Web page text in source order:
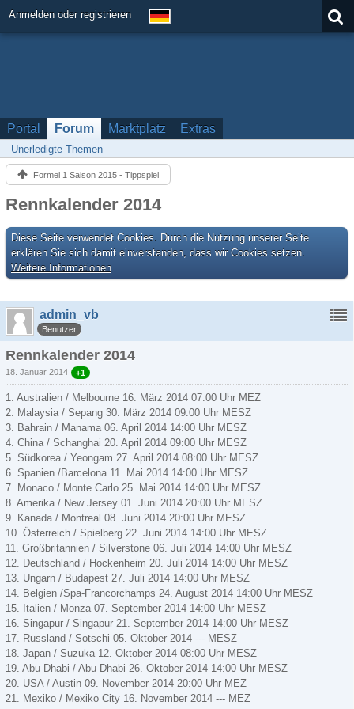
Anmelden oder registrieren
Portal Forum Marktplatz Extras
Unerledigte Themen
Formel 1 Saison 2015 - Tippspiel
Rennkalender 2014
Diese Seite verwendet Cookies. Durch die Nutzung unserer Seite
erklären Sie sich damit einverstanden, dass wir Cookies setzen.
Weitere Informationen
admin_vb
Benutzer
Rennkalender 2014
18. Januar 2014 +1
1. Australien / Melbourne 16. März 2014 07:00 Uhr MEZ
2. Malaysia / Sepang 30. März 2014 09:00 Uhr MESZ
3. Bahrain / Manama 06. April 2014 14:00 Uhr MESZ
4. China / Schanghai 20. April 2014 09:00 Uhr MESZ
5. Südkorea / Yeongam 27. April 2014 08:00 Uhr MESZ
6. Spanien /Barcelona 11. Mai 2014 14:00 Uhr MESZ
7. Monaco / Monte Carlo 25. Mai 2014 14:00 Uhr MESZ
8. Amerika / New Jersey 01. Juni 2014 20:00 Uhr MESZ
9. Kanada / Montreal 08. Juni 2014 20:00 Uhr MESZ
10. Österreich / Spielberg 22. Juni 2014 14:00 Uhr MESZ
11. Großbritannien / Silverstone 06. Juli 2014 14:00 Uhr MESZ
12. Deutschland / Hockenheim 20. Juli 2014 14:00 Uhr MESZ
13. Ungarn / Budapest 27. Juli 2014 14:00 Uhr MESZ
14. Belgien /Spa-Francorchamps 24. August 2014 14:00 Uhr MESZ
15. Italien / Monza 07. September 2014 14:00 Uhr MESZ
16. Singapur / Singapur 21. September 2014 14:00 Uhr MESZ
17. Russland / Sotschi 05. Oktober 2014 --- MESZ
18. Japan / Suzuka 12. Oktober 2014 08:00 Uhr MESZ
19. Abu Dhabi / Abu Dhabi 26. Oktober 2014 14:00 Uhr MESZ
20. USA / Austin 09. November 2014 20:00 Uhr MEZ
21. Mexiko / Mexiko City 16. November 2014 --- MEZ